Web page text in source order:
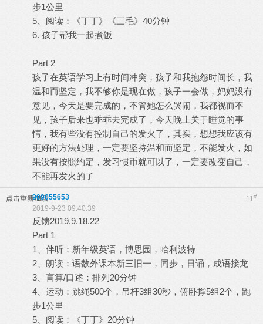
步1公里
5、阅读：《丁丁》《三毛》40分钟
6. 孩子帮我一起煮饭
Part 2
孩子在英语学习上有时间冲突，孩子和我抱怨时间长，我
温和而坚定，我不够你是现在做，孩子一会做，妈妈没有
意见，今天是要完成的，不管她怎么哭闹，我都视而不
见，孩子后来也乖乖去完成了，今天晚上关于睡觉的事
情，我有些没有控制自己的发火了，其实，想想我应该有
更好的方法处理，一定要坚持温和而坚定，不能发火，如
果没有按照约定，发习惯币就可以了，一定要改变自己，
不能再发火的了
点击重新加载 11#
909055653
2019-9-23 09:40:39
反馈2019.9.18.22
Part 1
1、伴听：新年级英语，博思园，哈利波特
2、朗读：语数外课本新三旧一，同步，日诵，成语接龙
3、盲算/口述：排列20分钟
4、运动：跳绳500个，吊杆3组30秒，俯卧撑5组2个，跑
步1公里
5、阅读：《丁丁》20分钟